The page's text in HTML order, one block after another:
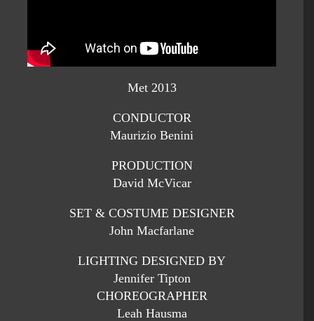
Met 2013
CONDUCTOR
Maurizio Benini
PRODUCTION
David McVicar
SET & COSTUME DESIGNER
John Macfarlane
LIGHTING DESIGNED BY
Jennifer Tipton
CHOREOGRAPHER
Leah Hausma